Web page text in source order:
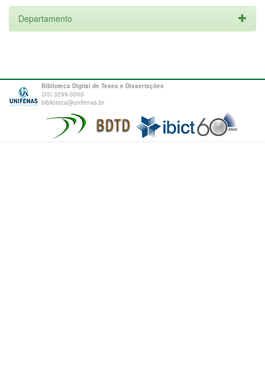
Departamento
Biblioteca Digital de Teses e Dissertações
(35) 3299-3000
biblioteca@unifenas.br